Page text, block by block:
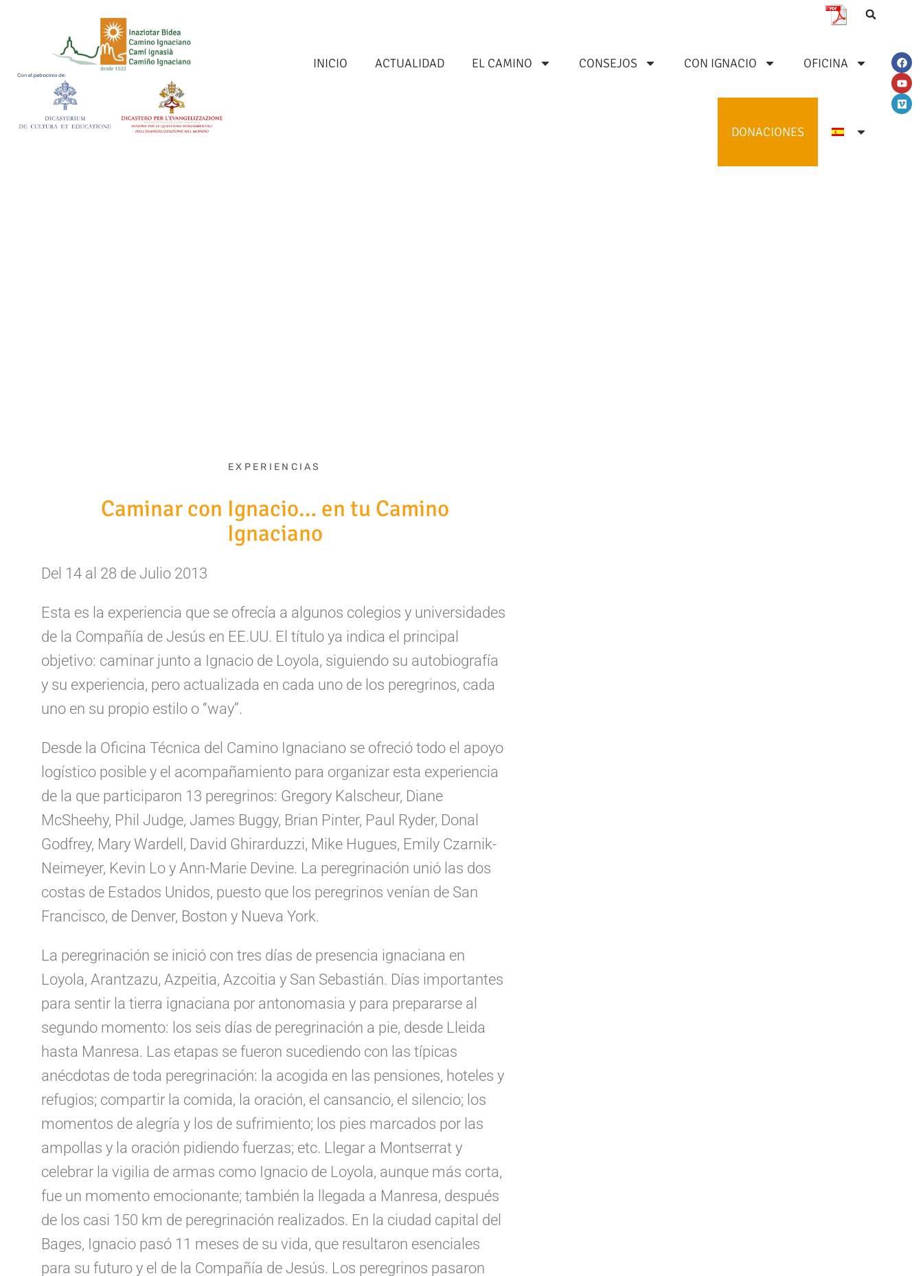
INICIO ACTUALIDAD EL CAMINO CONSEJOS CON IGNACIO OFICINA
DONACIONES
EXPERIENCIAS
Caminar con Ignacio… en tu Camino
Ignaciano
Del 14 al 28 de Julio 2013
Esta es la experiencia que se ofrecía a algunos colegios y universidades
de la Compañía de Jesús en EE.UU. El título ya indica el principal
objetivo: caminar junto a Ignacio de Loyola, siguiendo su autobiografía
y su experiencia, pero actualizada en cada uno de los peregrinos, cada
uno en su propio estilo o “way”.
Desde la Oficina Técnica del Camino Ignaciano se ofreció todo el apoyo
logístico posible y el acompañamiento para organizar esta experiencia
de la que participaron 13 peregrinos: Gregory Kalscheur, Diane
McSheehy, Phil Judge, James Buggy, Brian Pinter, Paul Ryder, Donal
Godfrey, Mary Wardell, David Ghirarduzzi, Mike Hugues, Emily Czarnik-
Neimeyer, Kevin Lo y Ann-Marie Devine. La peregrinación unió las dos
costas de Estados Unidos, puesto que los peregrinos venían de San
Francisco, de Denver, Boston y Nueva York.
La peregrinación se inició con tres días de presencia ignaciana en
Loyola, Arantzazu, Azpeitia, Azcoitia y San Sebastián. Días importantes
para sentir la tierra ignaciana por antonomasia y para prepararse al
segundo momento: los seis días de peregrinación a pie, desde Lleida
hasta Manresa. Las etapas se fueron sucediendo con las típicas
anécdotas de toda peregrinación: la acogida en las pensiones, hoteles y
refugios; compartir la comida, la oración, el cansancio, el silencio; los
momentos de alegría y los de sufrimiento; los pies marcados por las
ampollas y la oración pidiendo fuerzas; etc. Llegar a Montserrat y
celebrar la vigilia de armas como Ignacio de Loyola, aunque más corta,
fue un momento emocionante; también la llegada a Manresa, después
de los casi 150 km de peregrinación realizados. En la ciudad capital del
Bages, Ignacio pasó 11 meses de su vida, que resultaron esenciales
para su futuro y el de la Compañía de Jesús. Los peregrinos pasaron